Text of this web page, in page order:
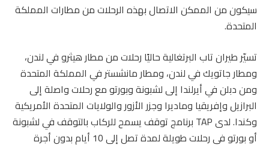
سيكون من الممكن الاتصال بهذه الرحلات من مطارات المملكة
المتحدة.
تسيّر طيران تاب البرتغالية حاليًا رحلات من مطار هيثرو في لندن،
ومطار جاتويك في لندن، ومطار مانشستر في المملكة المتحدة
ومن دبلن في أيرلندا إلى لشبونة وبورتو مع رحلات واصلة إلى
البرازيل وإفريقيا وماديرا وجزر الأزور والولايات المتحدة الأمريكية
وكندا. لدى TAP برنامج توقف يسمح للركاب بالتوقف في لشبونة
أو بورتو في رحلات طويلة لمدة تصل إلى 10 أيام بدون أجرة